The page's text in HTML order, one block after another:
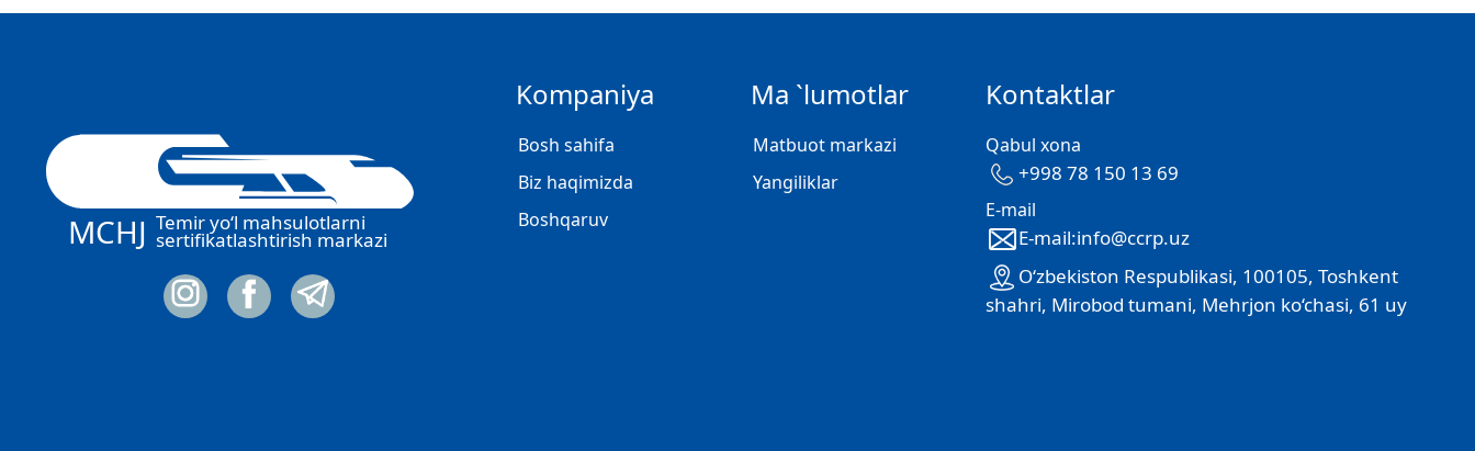
MCHJ Temir yo‘l mahsulotlarni
sertifikatlashtirish markazi
Kompaniya
Bosh sahifa
Biz haqimizda
Boshqaruv
Ma `lumotlar
Matbuot markazi
Yangiliklar
Kontaktlar
Qabul xona
+998 78 150 13 69
E-mail
E-mail:info@ccrp.uz
O‘zbekiston Respublikasi, 100105, Toshkent
shahri, Mirobod tumani, Mehrjon ko‘chasi, 61 uy